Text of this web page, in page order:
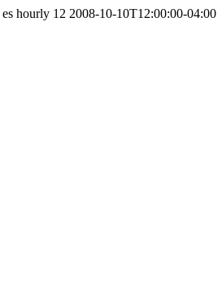
es hourly 12 2008-10-10T12:00:00-04:00